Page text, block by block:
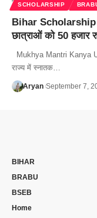
SCHOLARSHIP
Bihar Scholarship
छात्राओं को 50 हजार
Mukhya Mantri Kanya
राज्य में स्नातक…
Aryan September 7,
BIHAR
BRABU
BSEB
Home